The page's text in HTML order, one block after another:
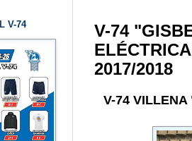
V-74
2017/2018
V-74
V-74